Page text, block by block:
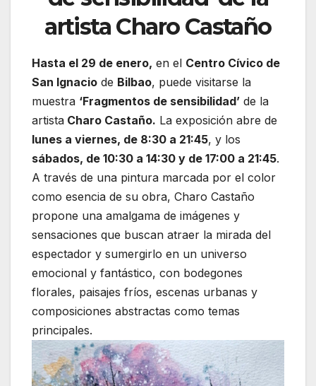
artista Charo Castaño
Hasta el 29 de enero, en el Centro Cívico de
San Ignacio de Bilbao, puede visitarse la
muestra ‘Fragmentos de sensibilidad’ de la
artista Charo Castaño. La exposición abre de
lunes a viernes, de 8:30 a 21:45, y los
sábados, de 10:30 a 14:30 y de 17:00 a 21:45.
A través de una pintura marcada por el color
como esencia de su obra, Charo Castaño
propone una amalgama de imágenes y
sensaciones que buscan atraer la mirada del
espectador y sumergirlo en un universo
emocional y fantástico, con bodegones
florales, paisajes fríos, escenas urbanas y
composiciones abstractas como temas
principales.